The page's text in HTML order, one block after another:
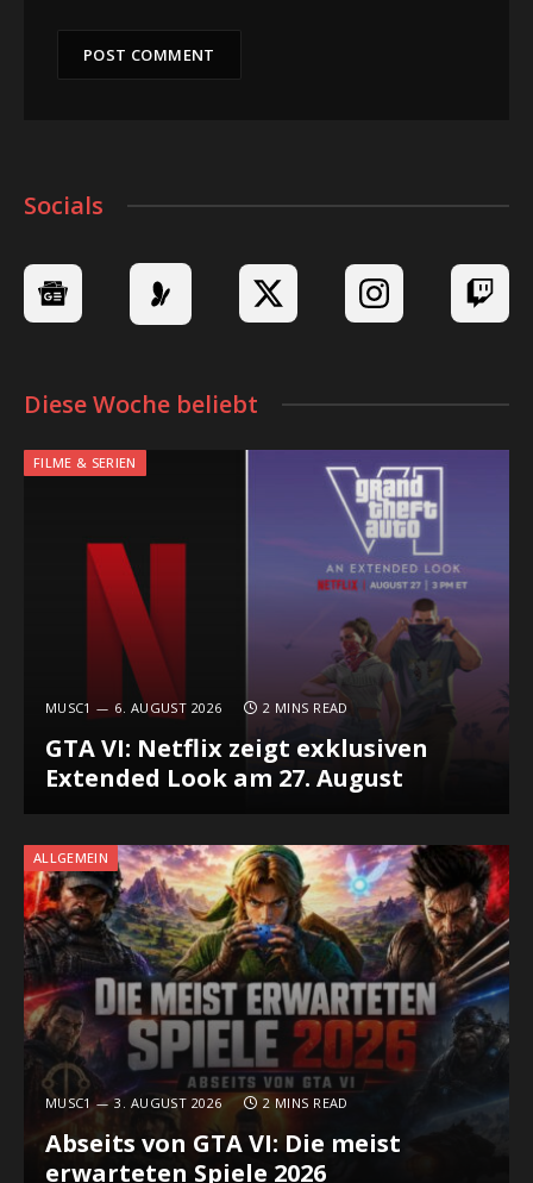
Socials
Diese Woche beliebt
FILME & SERIEN
MUSC1 6. AUGUST 2026 2 MINS READ
GTA VI: Netflix zeigt exklusiven
Extended Look am 27. August
ALLGEMEIN
MUSC1 3. AUGUST 2026 2 MINS READ
Abseits von GTA VI: Die meist
erwarteten Spiele 2026